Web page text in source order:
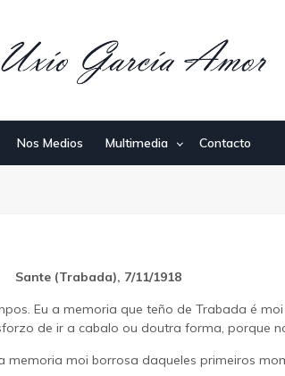
Nos Medios Multimedia Contacto
Sante (Trabada), 7/11/1918
Eu a memoria que teño de Trabada é
de ir a cabalo ou doutra forma, porque
memoria moi borrosa daqueles primeiros